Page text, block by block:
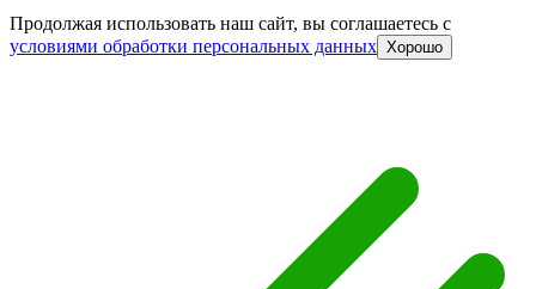
Продолжая использовать наш сайт, вы соглашаетесь c
условиями обработки персональных данных Хорошо